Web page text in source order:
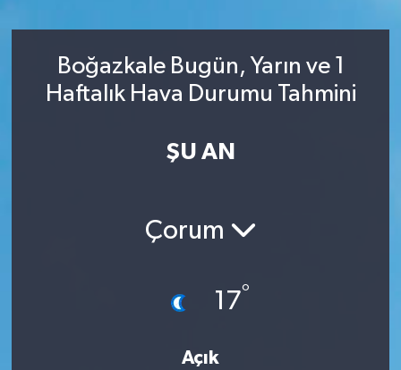
Boğazkale Bugün, Yarın ve 1
Haftalık Hava Durumu Tahmini
ŞU AN
Çorum
17°
Açık
Tüm Manşetler